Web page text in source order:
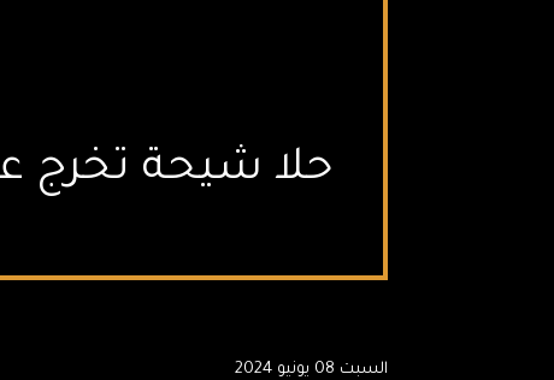
حلا شيحة تخرج
السبت 08 يونيو 2024